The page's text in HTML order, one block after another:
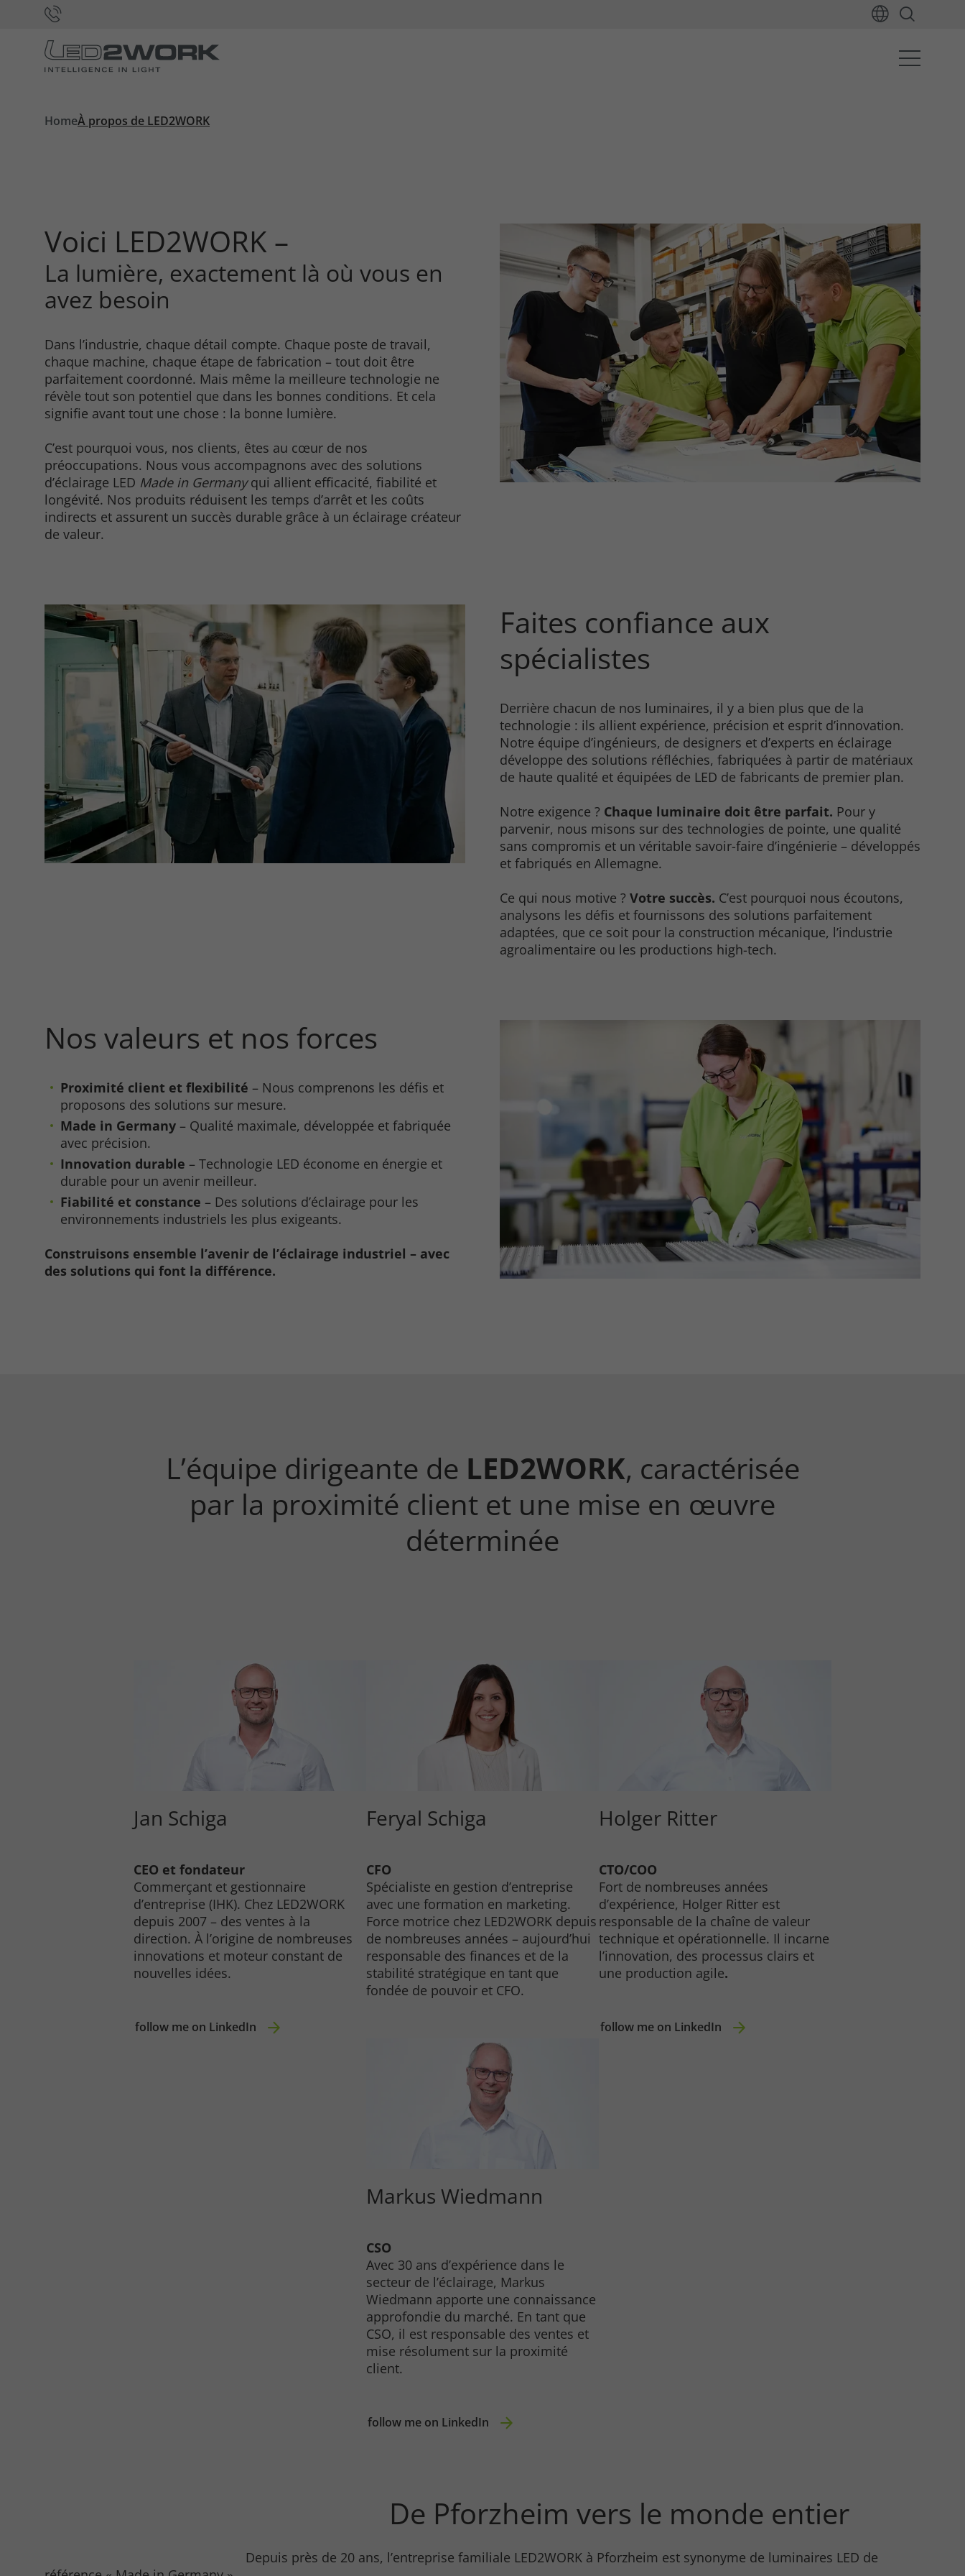
HomeÀ propos de LED2WORK
Voici LED2WORK –
La lumière, exactement là où vous en
avez besoin
Dans l’industrie, chaque détail compte. Chaque poste de travail,
chaque machine, chaque étape de fabrication – tout doit être
parfaitement coordonné. Mais même la meilleure technologie ne
révèle tout son potentiel que dans les bonnes conditions. Et cela
signifie avant tout une chose : la bonne lumière.
C’est pourquoi vous, nos clients, êtes au cœur de nos
préoccupations. Nous vous accompagnons avec des solutions
d’éclairage LED Made in Germanyqui allient efficacité, fiabilité et
longévité. Nos produits réduisent les temps d’arrêt et les coûts
indirects et assurent un succès durable grâce à un éclairage créateur
de valeur.
Faites confiance aux
spécialistes
Derrière chacun de nos luminaires, il y a bien plus que de la
technologie : ils allient expérience, précision et esprit d’innovation.
Notre équipe d’ingénieurs, de designers et d’experts en éclairage
développe des solutions réfléchies, fabriquées à partir de matériaux
de haute qualité et équipées de LED de fabricants de premier plan.
Notre exigence ? Chaque luminaire doit être parfait. Pour y
parvenir, nous misons sur des technologies de pointe, une qualité
sans compromis et un véritable savoir-faire d’ingénierie – développés
et fabriqués en Allemagne.
Ce qui nous motive ? Votre succès. C’est pourquoi nous écoutons,
analysons les défis et fournissons des solutions parfaitement
adaptées, que ce soit pour la construction mécanique, l’industrie
agroalimentaire ou les productions high-tech.
Nos valeurs et nos forces
Proximité client et flexibilité – Nous comprenons les défis et
proposons des solutions sur mesure.
Made in Germany – Qualité maximale, développée et fabriquée
avec précision.
Innovation durable – Technologie LED économe en énergie et
durable pour un avenir meilleur.
Fiabilité et constance – Des solutions d’éclairage pour les
environnements industriels les plus exigeants.
Construisons ensemble l’avenir de l’éclairage industriel – avec
des solutions qui font la différence.
L’équipe dirigeante de LED2WORK, caractérisée
par la proximité client et une mise en œuvre
déterminée
Jan Schiga
CEO et fondateur
Commerçant et gestionnaire
d’entreprise (IHK). Chez LED2WORK
depuis 2007 – des ventes à la
direction. À l’origine de nombreuses
innovations et moteur constant de
nouvelles idées.
follow me on LinkedIn
Feryal Schiga
CFO
Spécialiste en gestion d’entreprise
avec une formation en marketing.
Force motrice chez LED2WORK depuis
de nombreuses années – aujourd’hui
responsable des finances et de la
stabilité stratégique en tant que
fondée de pouvoir et CFO.
Holger Ritter
CTO/COO
Fort de nombreuses années
d’expérience, Holger Ritter est
responsable de la chaîne de valeur
technique et opérationnelle. Il incarne
l’innovation, des processus clairs et
une production agile.
follow me on LinkedIn
Markus Wiedmann
CSO
Avec 30 ans d’expérience dans le
secteur de l’éclairage, Markus
Wiedmann apporte une connaissance
approfondie du marché. En tant que
CSO, il est responsable des ventes et
mise résolument sur la proximité
client.
follow me on LinkedIn
De Pforzheim vers le monde entier
Depuis près de 20 ans, l’entreprise familiale LED2WORK à Pforzheim est synonyme de luminaires LED de
Consent Information
Marketing
Consent Information
Accept All Save Refuse
Legal notice Privacy policy